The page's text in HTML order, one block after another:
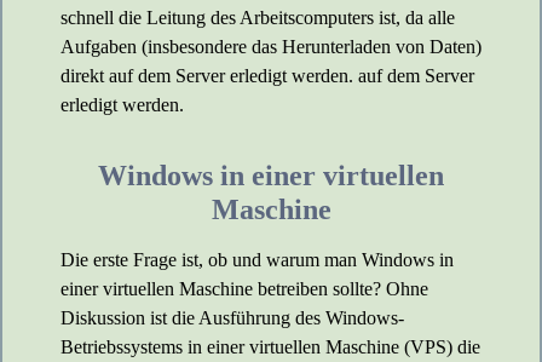
schnell die Leitung des Arbeitscomputers ist, da alle
Aufgaben (insbesondere das Herunterladen von Daten)
direkt auf dem Server erledigt werden. auf dem Server
erledigt werden.
Windows in einer virtuellen
Maschine
Die erste Frage ist, ob und warum man Windows in
einer virtuellen Maschine betreiben sollte? Ohne
Diskussion ist die Ausführung des Windows-
Betriebssystems in einer virtuellen Maschine (VPS) die